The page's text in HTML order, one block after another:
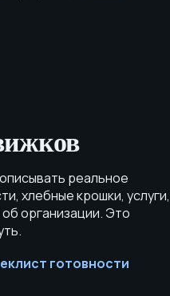
реальное
хлебные крошки, услуги,
организации. Это
готовности